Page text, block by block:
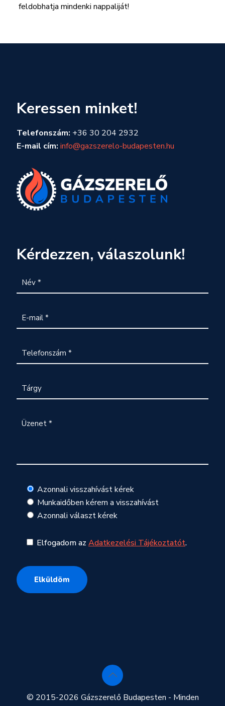
feldobhatja mindenki nappaliját!
Keressen minket!
Telefonszám: +36 30 204 2932
E-mail cím: info@gazszerelo-budapesten.hu
Kérdezzen, válaszolunk!
Azonnali visszahívást kérek
Munkaidőben kérem a visszahívást
Azonnali választ kérek
Elfogadom az Adatkezelési Tájékoztatót.
© 2015-2026 Gázszerelő Budapesten - Minden